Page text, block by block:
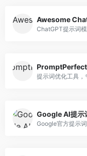
PromptPerfect
Google AI提示